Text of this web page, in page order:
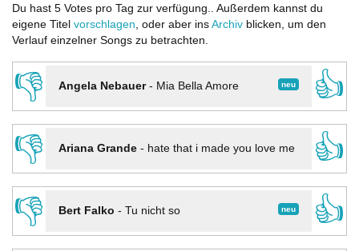
Du hast 5 Votes pro Tag zur verfügung.. Außerdem kannst du
eigene Titel vorschlagen, oder aber ins Archiv blicken, um den
Verlauf einzelner Songs zu betrachten.
👎 neu
Angela Nebauer- Mia Bella Amore
👍
👎
Ariana Grande- hate that i made you love me
👍
👎
neu
Bert Falko - Tu nicht so
👍